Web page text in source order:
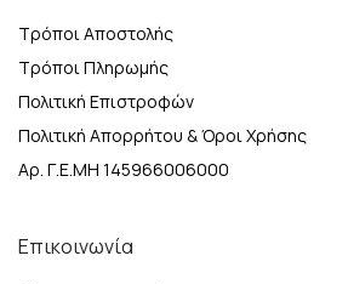
Τρόποι Αποστολής
Τρόποι Πληρωμής
Πολιτική Επιστροφών
Πολιτική Απορρήτου & Όροι Χρήσης
Αρ. Γ.Ε.ΜΗ 145966006000
Επικοινωνία